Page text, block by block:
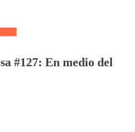
#127: En medio del